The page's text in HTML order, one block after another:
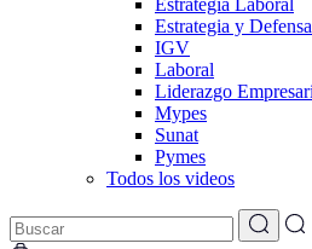
Estrategia Laboral
Estrategia y
IGV
Laboral
Liderazgo
Mypes
Sunat
Pymes
Todos los videos